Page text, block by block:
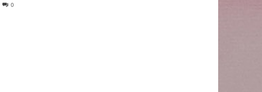
0